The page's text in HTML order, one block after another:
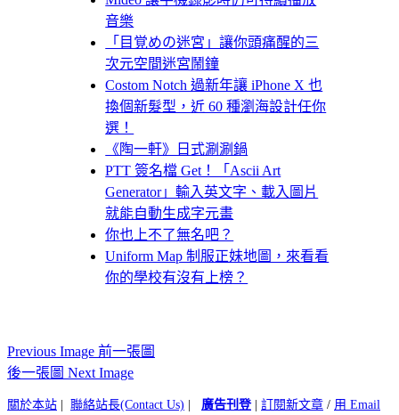
音樂
「目覚めの迷宮」讓你頭痛醒的三
次元空間迷宮鬧鐘
Costom Notch 過新年讓 iPhone X 也
換個新髮型，近 60 種瀏海設計任你
選！
《陶一軒》日式涮涮鍋
PTT 簽名檔 Get！「Ascii Art
Generator」輸入英文字、載入圖片
就能自動生成字元畫
你也上不了無名吧？
Uniform Map 制服正妹地圖，來看看
你的學校有沒有上榜？
Previous Image 前一張圖
後一張圖 Next Image
關於本站 聯絡站長(Contact Us) 廣告刊登| 訂閱新文章 / 用 Email